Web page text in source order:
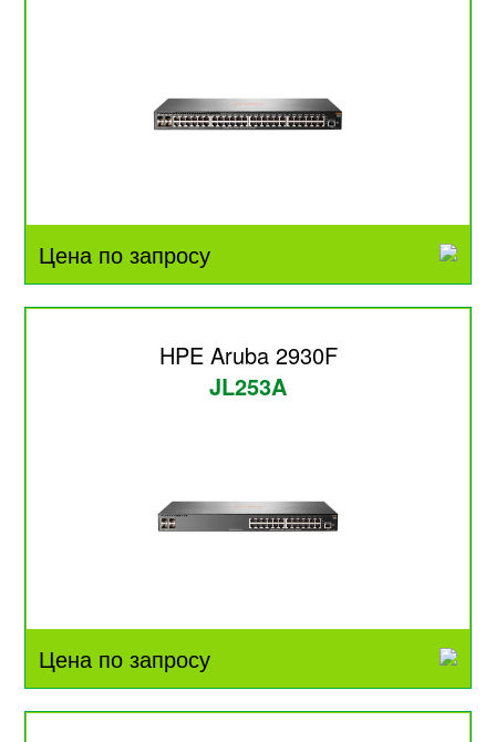
Цена по запросу
HPE Aruba 2930F
JL253A
Цена по запросу